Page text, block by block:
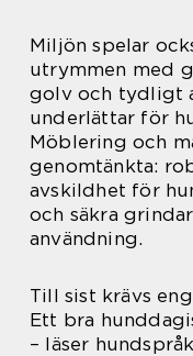
Miljön spelar
utrymmen med
golv och tydligt
underlättar för
Möblering och
genomtänkta:
avskildhet för
och säkra
användning.
Till sist krävs
Ett bra
– läser